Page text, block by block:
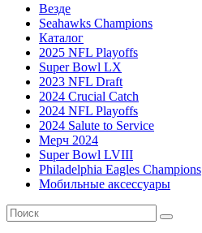
Везде
Seahawks Champions
Каталог
2025 NFL Playoffs
Super Bowl LX
2023 NFL Draft
2024 Crucial Catch
2024 NFL Playoffs
2024 Salute to Service
Мерч 2024
Super Bowl LVIII
Philadelphia Eagles Champions
Мобильные аксессуары